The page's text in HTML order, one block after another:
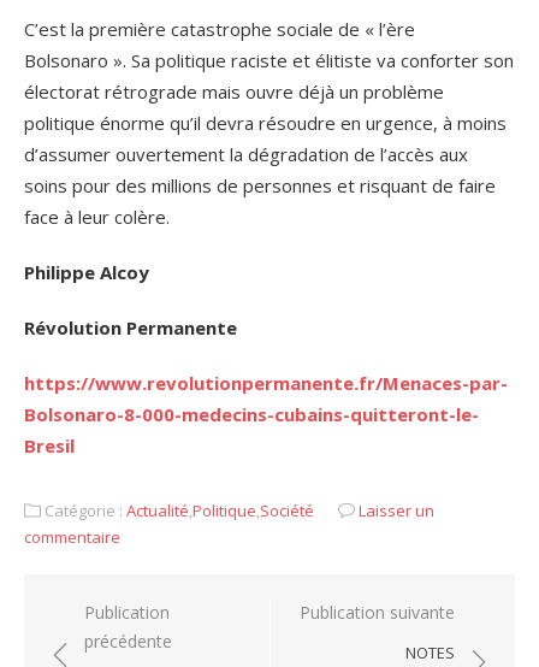
C’est la première catastrophe sociale de « l’ère
Bolsonaro ». Sa politique raciste et élitiste va conforter son
électorat rétrograde mais ouvre déjà un problème
politique énorme qu’il devra résoudre en urgence, à moins
d’assumer ouvertement la dégradation de l’accès aux
soins pour des millions de personnes et risquant de faire
face à leur colère.
Philippe Alcoy
Révolution Permanente
https://www.revolutionpermanente.fr/Menaces-par-
Bolsonaro-8-000-medecins-cubains-quitteront-le-
Bresil
Catégorie : Actualité,Politique,Société
Laisser un
commentaire
Navigation
de
Publication
précédente
Publication suivante
NOTES